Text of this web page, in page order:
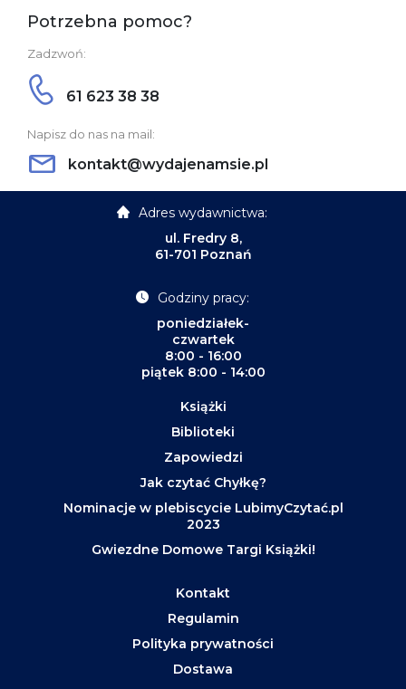
Potrzebna pomoc?
Zadzwoń:
61 623 38 38
Napisz do nas na mail:
kontakt@wydajenamsie.pl
Adres wydawnictwa:
ul. Fredry 8,
61-701 Poznań
Godziny pracy:
poniedziałek-
czwartek
8:00 - 16:00
piątek 8:00 - 14:00
Książki
Biblioteki
Zapowiedzi
Jak czytać Chyłkę?
Nominacje w plebiscycie LubimyCzytać.pl
2023
Gwiezdne Domowe Targi Książki!
Kontakt
Regulamin
Polityka prywatności
Dostawa